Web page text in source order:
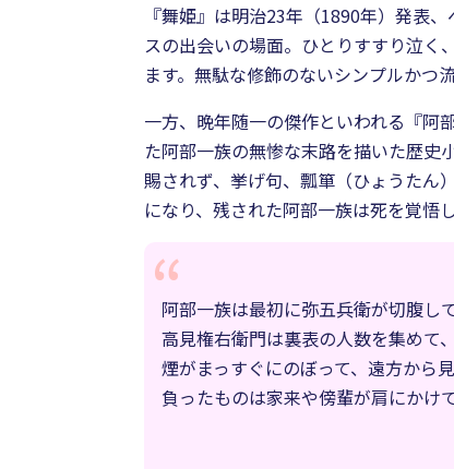
『舞姫』は明治23年（1890年）発表
スの出会いの場面。ひとりすすり泣く
ます。無駄な修飾のないシンプルかつ
一方、晩年随一の傑作といわれる『阿
た阿部一族の無惨な末路を描いた歴史
賜されず、挙げ句、瓢箪（ひょうたん
になり、残された阿部一族は死を覚悟
阿部一族は最初に弥五兵衛が切腹し
高見権右衛門は裏表の人数を集めて
煙がまっすぐにのぼって、遠方から
負ったものは家来や傍輩が肩にかけ